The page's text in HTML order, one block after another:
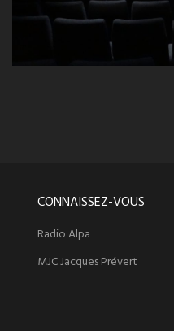
CONNAISSEZ-VOUS
Radio Alpa
MJC Jacques Prévert